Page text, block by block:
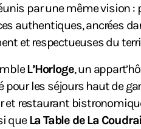
par une même vision :
authentiques, ancrées
et respectueuses du
L’Horloge, un
pour les séjours haut de
et restaurant
queLa Table de La